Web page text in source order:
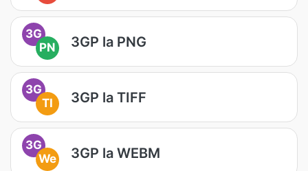
3G
PN
3GP la PNG
3G
TI
3GP la TIFF
3G
We
3GP la WEBM